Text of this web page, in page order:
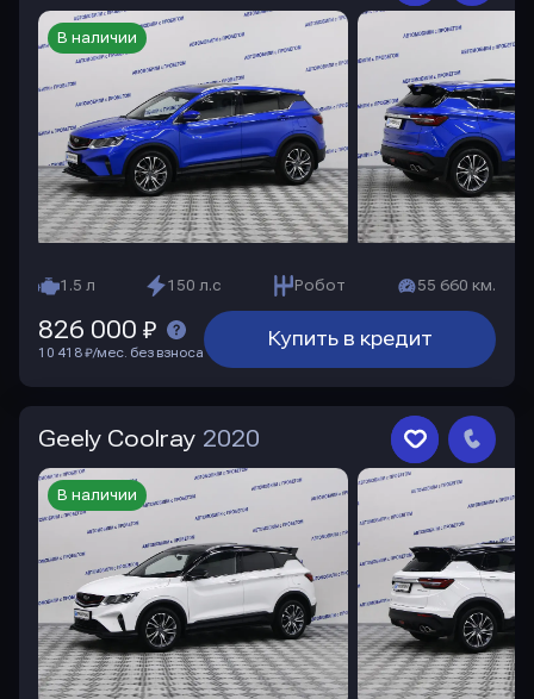
1.5 л 150 л.с Робот 55 660 км.
В наличии
Купить в кредит
826 000 ₽
10 418 ₽/мес. без взноса
Geely Coolray 2020
В наличии